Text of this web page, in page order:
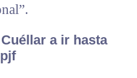
a ir hasta